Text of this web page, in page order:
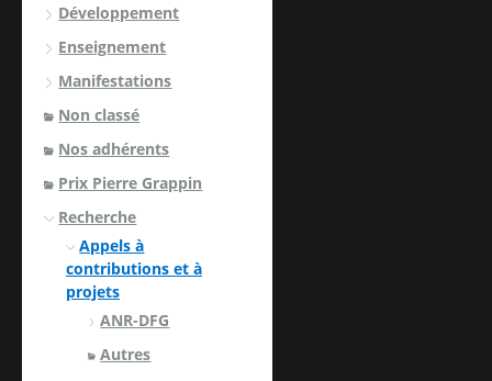
Développement
Enseignement
Manifestations
Non classé
Nos adhérents
Prix Pierre Grappin
Recherche
Appels à
contributions et à
projets
ANR-DFG
Autres